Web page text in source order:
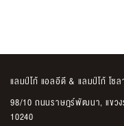
แลมป์โก้ แอลอีดี & แลมป์โก้ โซ
98/10 ถนนราษฎร์พัฒนา, แขว
10240